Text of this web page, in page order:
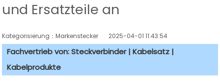
und Ersatzteile an
Kategorisierung：Markenstecker 2025-04-01 11:43:54
Fachvertrieb von: Steckverbinder | Kabelsatz |
Kabelprodukte